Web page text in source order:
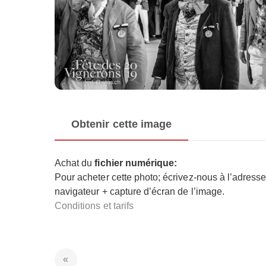
Obtenir cette image
Achat du fichier numérique:
Pour acheter cette photo; écrivez-nous à l’adresse
navigateur + capture d’écran de l’image.
Conditions et tarifs